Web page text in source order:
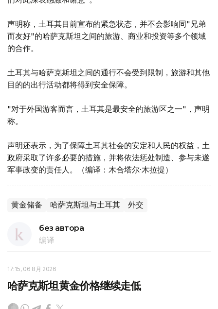
声明称，土耳其目前宣布的紧急状态，并不会影响同"兄弟
而友好"的哈萨克斯坦之间的旅游、商业和投资等多个领域
的合作。
土耳其与哈萨克斯坦之间的通行不会受到限制，旅游和其他
目的的出行活动都将得到安全保障。
"对于外国游客而言，土耳其是最安全的旅游区之一"，声明
称。
声明还表示，为了保障土耳其社会的安定和人民的权益，土
政府采取了许多必要的措施，并将依法惩处制造、参与未遂
军事政变的责任人。（编译：木合塔尔·木拉提）
黄金储备 哈萨克斯坦与土耳其 外交
без автора
编译
17:15, 06 8月 2026
哈萨克斯坦黄金价格继续走低